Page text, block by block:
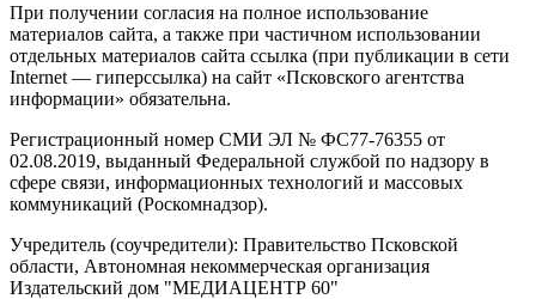
При получении согласия на полное использование
материалов сайта, а также при частичном использовании
отдельных материалов сайта ссылка (при публикации в сети
Internet — гиперссылка) на сайт «Псковского агентства
информации» обязательна.
Регистрационный номер СМИ ЭЛ № ФС77-76355 от
02.08.2019, выданный Федеральной службой по надзору в
сфере связи, информационных технологий и массовых
коммуникаций (Роскомнадзор).
Учредитель (соучредители): Правительство Псковской
области, Автономная некоммерческая организация
Издательский дом "МЕДИАЦЕНТР 60"